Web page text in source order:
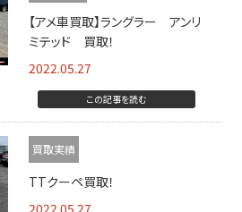
【アメ車買取】ラングラー アンリ
ミテッド 買取！
2022.05.27
この記事を読む
買取実績
TTクーペ買取！
2022.05.27